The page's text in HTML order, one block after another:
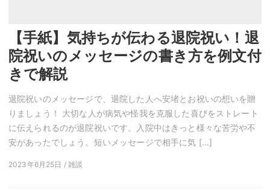
【手紙】気持ちが伝わる退院祝い！退
院祝いのメッセージの書き方を例文付
きで解説
退院祝いのメッセージで、退院した人へ安堵とお祝いの想いを贈
りましょう！ 大切な人が病気や怪我を克服した喜びをストレート
に伝えられるのが退院祝いです。入院中はきっと様々な苦労や不
安があったでしょう。短いメッセージで相手に気 […]
2023年6月25日 / 雑談